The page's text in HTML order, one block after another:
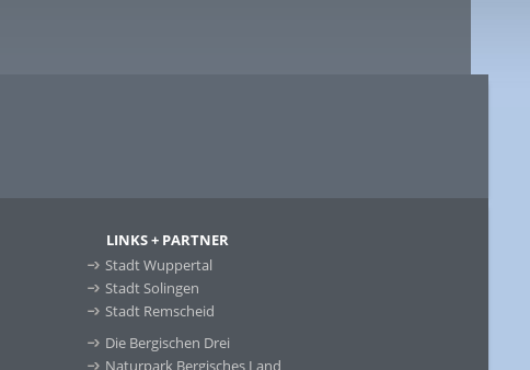
LINKS + PARTNER
Stadt Wuppertal
Stadt Solingen
Stadt Remscheid
Die Bergischen Drei
Naturpark Bergisches Land